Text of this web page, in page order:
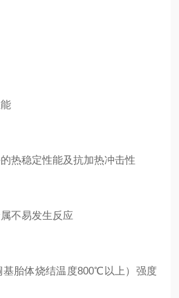
热稳定性能及抗加热冲击性
不易发生反应
基胎体烧结温度800℃以上）强度